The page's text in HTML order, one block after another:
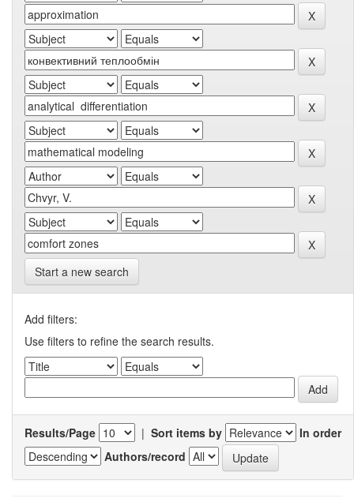
Start a new search
Add filters:
Use filters to refine the search results.
Results/Page | Sort items by
In order
Authors/record